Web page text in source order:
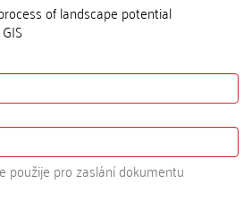
of landscape potential
použije pro zaslání dokumentu